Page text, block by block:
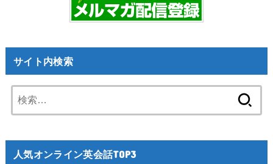
サイト内検索
索:
人気オンライン英会話TOP3